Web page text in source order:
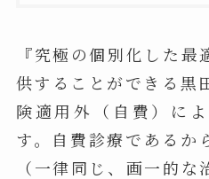
『究極の個別化した
供することができる黒
険適用外（自費）に
す。自費診療であるか
（一律同じ、画一的